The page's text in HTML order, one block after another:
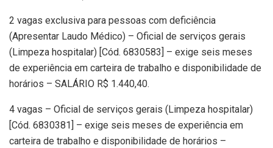
2 vagas exclusiva para pessoas com deficiência
(Apresentar Laudo Médico) – Oficial de serviços gerais
(Limpeza hospitalar) [Cód. 6830583] – exige seis meses
de experiência em carteira de trabalho e disponibilidade de
horários – SALÁRIO R$ 1.440,40.
4 vagas – Oficial de serviços gerais (Limpeza hospitalar)
[Cód. 6830381] – exige seis meses de experiência em
carteira de trabalho e disponibilidade de horários –